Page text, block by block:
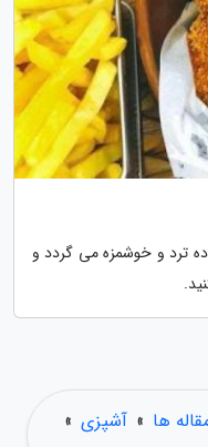
ترد و خوشمزه می گردد و
ها » آشپزی »